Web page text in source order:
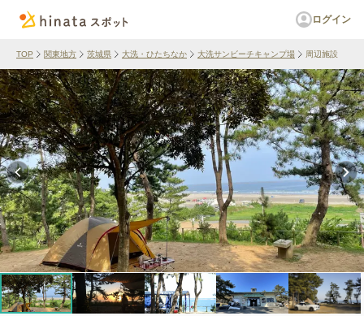
ログイン
TOP 関東地方 茨城県 大洗・ひたちなか 大洗サンビーチキャンプ場 周辺施設